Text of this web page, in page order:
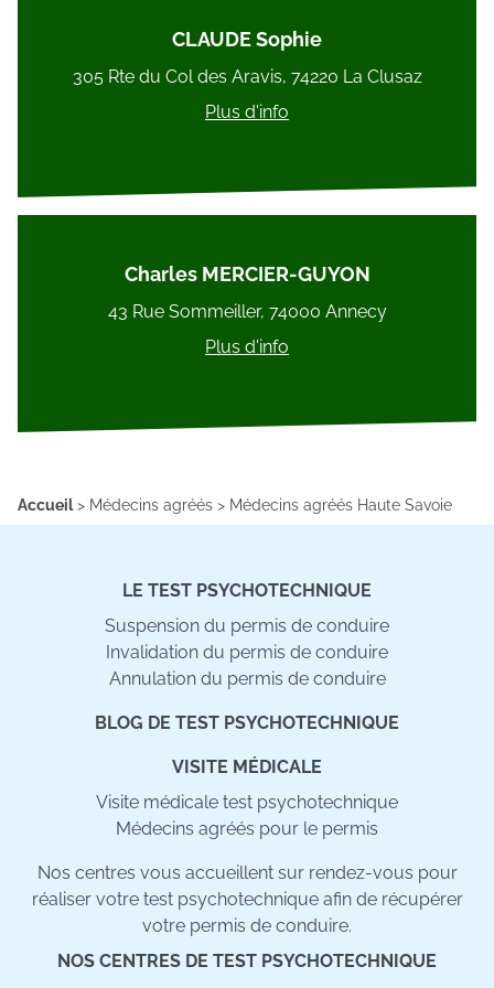
CLAUDE Sophie
305 Rte du Col des Aravis, 74220 La Clusaz
Plus d'info
Charles MERCIER-GUYON
43 Rue Sommeiller, 74000 Annecy
Plus d'info
Accueil> Médecins agréés > Médecins agréés Haute Savoie
LE TEST PSYCHOTECHNIQUE
Suspension du permis de conduire
Invalidation du permis de conduire
Annulation du permis de conduire
BLOG DE TEST PSYCHOTECHNIQUE
VISITE MÉDICALE
Visite médicale test psychotechnique
Médecins agréés pour le permis
Nos centres vous accueillent sur rendez-vous pour
réaliser votre test psychotechnique afin de récupérer
votre permis de conduire.
NOS CENTRES DE TEST PSYCHOTECHNIQUE